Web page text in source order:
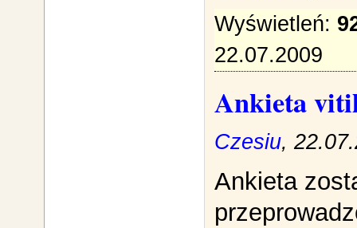
Wyświetleń:
22.07.2009
Ankieta
Czesiu,
Ankieta